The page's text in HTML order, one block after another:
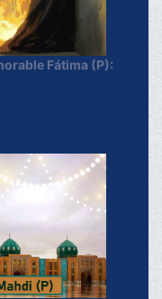
Fátima (P):